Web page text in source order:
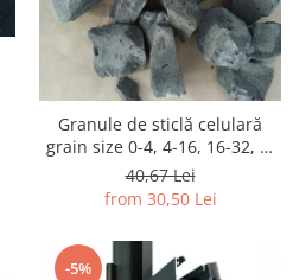
Granule de sticlă celulară
grain size 0-4, 4-16, 16-32, 0-
63, 0 -120 mm
40,67 Lei
from 30,50 Lei
-5%